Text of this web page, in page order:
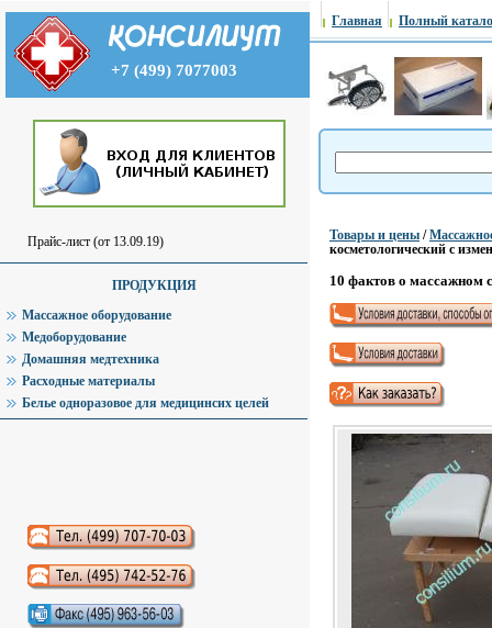
+7 (499) 7077003
Прайс-лист (от 13.09.19)
ПРОДУКЦИЯ
Массажное оборудование
Медоборудование
Домашняя медтехника
Расходные материалы
Белье одноразовое для медицинсих целей
Аудиокниги слушать онлайн
Главная Полный
Товары и цены /
косметологический с
10 фактов о массажном